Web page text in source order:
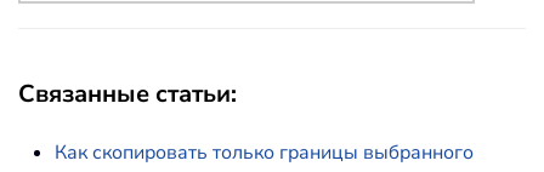
Связанные статьи:
Как скопировать только границы выбранного